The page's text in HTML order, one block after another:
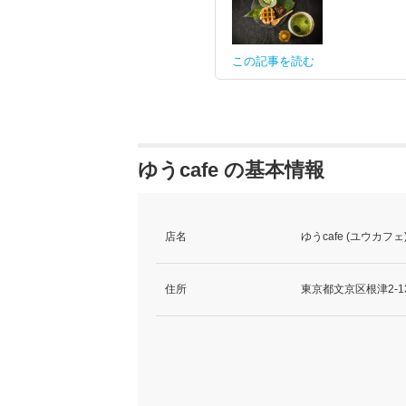
この記事を読む
ゆうcafe の基本情報
店名 ゆうcafe (ユウカフェ
住所 東京都文京区根津2-